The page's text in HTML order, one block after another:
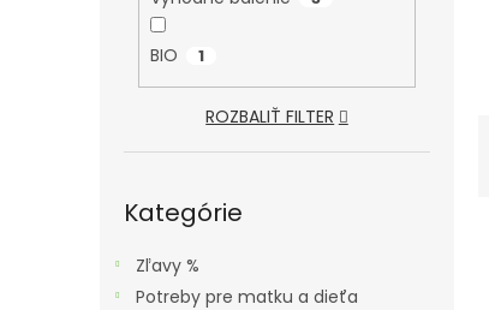
BIO 1
ROZBALIŤ FILTER
kategórie
Kategórie
Zľavy %
Potreby pre matku a dieťa